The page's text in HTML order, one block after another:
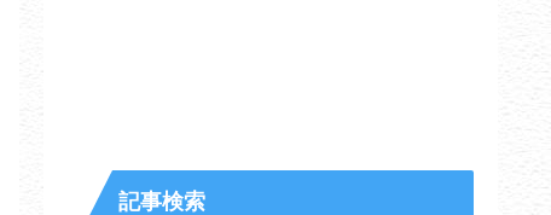
記事検索